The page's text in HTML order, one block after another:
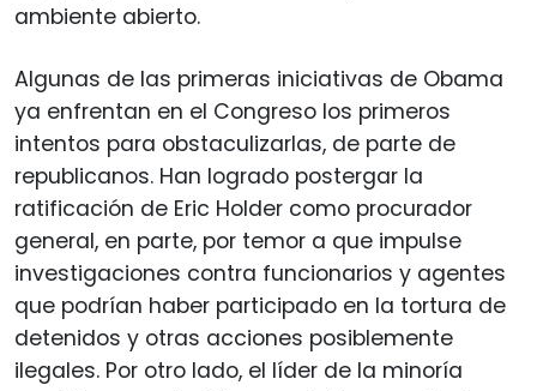
ambiente abierto.
Algunas de las primeras iniciativas de Obama
ya enfrentan en el Congreso los primeros
intentos para obstaculizarlas, de parte de
republicanos. Han logrado postergar la
ratificación de Eric Holder como procurador
general, en parte, por temor a que impulse
investigaciones contra funcionarios y agentes
que podrían haber participado en la tortura de
detenidos y otras acciones posiblemente
ilegales. Por otro lado, el líder de la minoría